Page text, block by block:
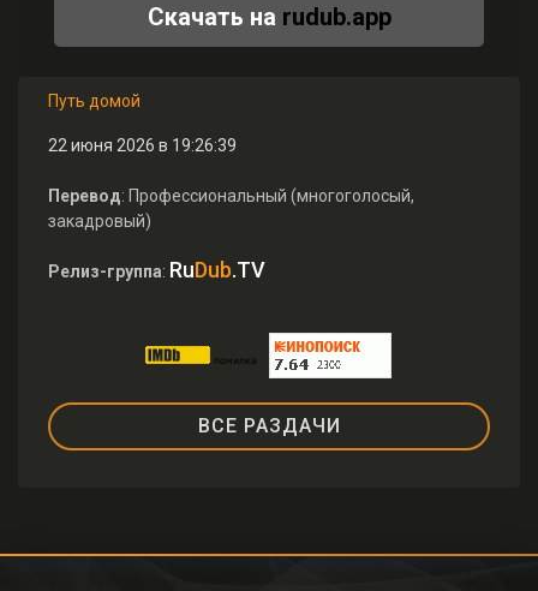
Скачать на rudub.app
Путь домой
22 июня 2026 в 19:26:39
Перевод: Профессиональный (многоголосый,
закадровый)
Релиз-группа: RuDub.TV
ВСЕ РАЗДАЧИ